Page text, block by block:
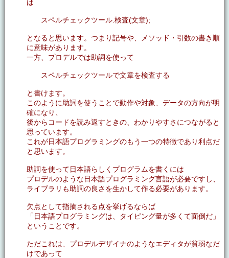
ば
スペルチェックツール.検査(文章);
となると思います。つまり記号や、メソッド・引数の書き順
に意味があります。
一方、プロデルでは助詞を使って
スペルチェックツールで文章を検査する
と書けます。
このように助詞を使うことで動作や対象、データの方向が明
確になり、
後からコードを読み返すときの、わかりやすさにつながると
思っています。
これが日本語プログラミングのもう一つの特徴であり利点だ
と思います。
助詞を使って日本語らしくプログラムを書くには
プロデルのような日本語プログラミング言語が必要ですし、
ライブラリも助詞の良さを生かして作る必要があります。
欠点として指摘される点を挙げるならば
「日本語プログラミングは、タイピング量が多くて面倒だ」
ということです。
ただこれは、プロデルデザイナのようなエディタが貧弱なだ
けであって